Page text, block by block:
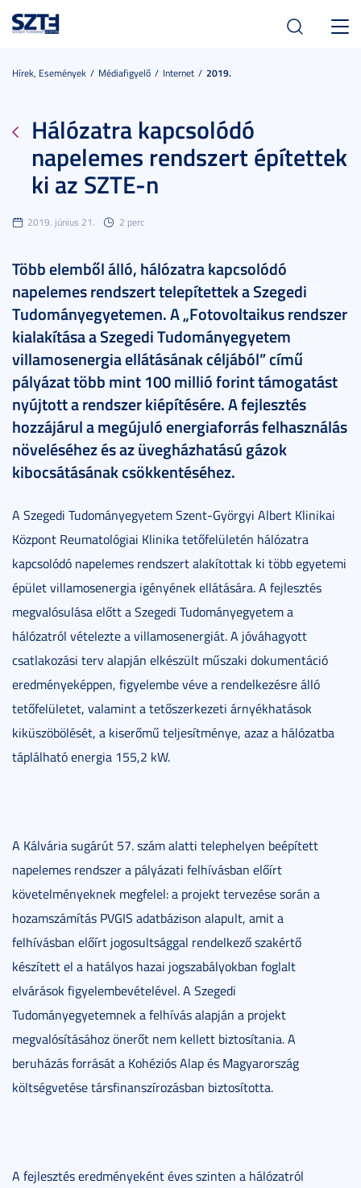
Hírek, Események Médiafigyelő Internet 2019.
Hálózatra kapcsolódó
napelemes rendszert építettek
ki az SZTE-n
2019. június 21. 2 perc
Több elemből álló, hálózatra kapcsolódó
napelemes rendszert telepítettek a Szegedi
Tudományegyetemen. A „Fotovoltaikus rendszer
kialakítása a Szegedi Tudományegyetem
villamosenergia ellátásának céljából” című
pályázat több mint 100 millió forint támogatást
nyújtott a rendszer kiépítésére. A fejlesztés
hozzájárul a megújuló energiaforrás felhasználás
növeléséhez és az üvegházhatású gázok
kibocsátásának csökkentéséhez.
A Szegedi Tudományegyetem Szent-Györgyi Albert Klinikai
Központ Reumatológiai Klinika tetőfelületén hálózatra
kapcsolódó napelemes rendszert alakítottak ki több egyetemi
épület villamosenergia igényének ellátására. A fejlesztés
megvalósulása előtt a Szegedi Tudományegyetem a
hálózatról vételezte a villamosenergiát. A jóváhagyott
csatlakozási terv alapján elkészült műszaki dokumentáció
eredményeképpen, figyelembe véve a rendelkezésre álló
tetőfelületet, valamint a tetőszerkezeti árnyékhatások
kiküszöbölését, a kiserőmű teljesítménye, azaz a hálózatba
táplálható energia 155,2 kW.
A Kálvária sugárút 57. szám alatti telephelyen beépített
napelemes rendszer a pályázati felhívásban előírt
követelményeknek megfelel: a projekt tervezése során a
hozamszámítás PVGIS adatbázison alapult, amit a
felhívásban előírt jogosultsággal rendelkező szakértő
készített el a hatályos hazai jogszabályokban foglalt
elvárások figyelembevételével. A Szegedi
Tudományegyetemnek a felhívás alapján a projekt
megvalósításához önerőt nem kellett biztosítania. A
beruházás forrását a Kohéziós Alap és Magyarország
költségvetése társfinanszírozásban biztosította.
A fejlesztés eredményeként éves szinten a hálózatról